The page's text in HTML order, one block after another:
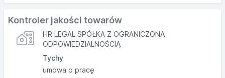
Kontroler jakości towarów
HR LEGAL SPÓŁKA Z OGRANICZONĄ
ODPOWIEDZIALNOŚCIĄ
Tychy
umowa o pracę